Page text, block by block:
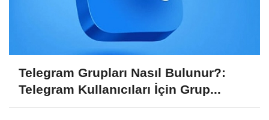
Telegram Grupları Nasıl Bulunur?:
Telegram Kullanıcıları İçin Grup...